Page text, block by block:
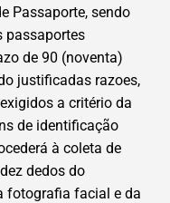
Passaporte, sendo
passaportes
de 90 (noventa)
justificadas razoes,
a critério da
de identificação
à coleta de
dedos do
fotografia facial e da